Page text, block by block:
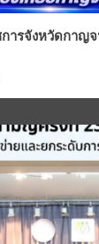
ารจังหวัดกาญ